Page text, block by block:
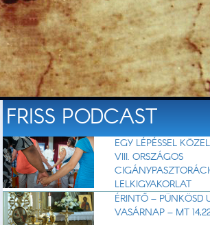
FRISS PODCAST
EGY LÉPÉSSEL
VIII. ORSZÁGOS
LELKIGYAKORLAT
ÉRINTŐ – PÜNKÖSD
VASÁRNAP – MT